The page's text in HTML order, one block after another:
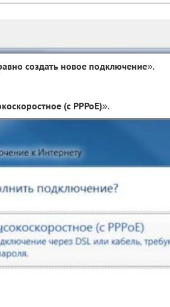
создать новое подключение».
(с PPPoE)».